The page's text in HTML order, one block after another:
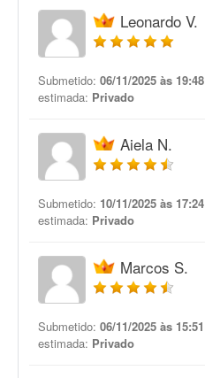
Leonardo V.
Submetido: 06/11/2025 às 19:48
estimada: Privado
Aiela N.
Submetido: 10/11/2025 às 17:24
estimada: Privado
Marcos S.
Submetido: 06/11/2025 às 15:51
estimada: Privado